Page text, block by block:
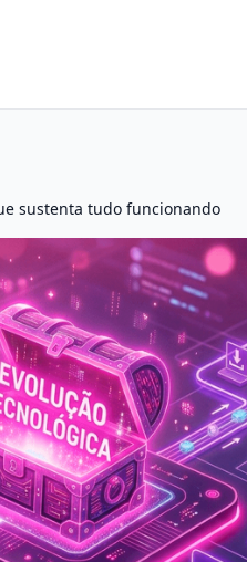
sustenta tudo funcionando